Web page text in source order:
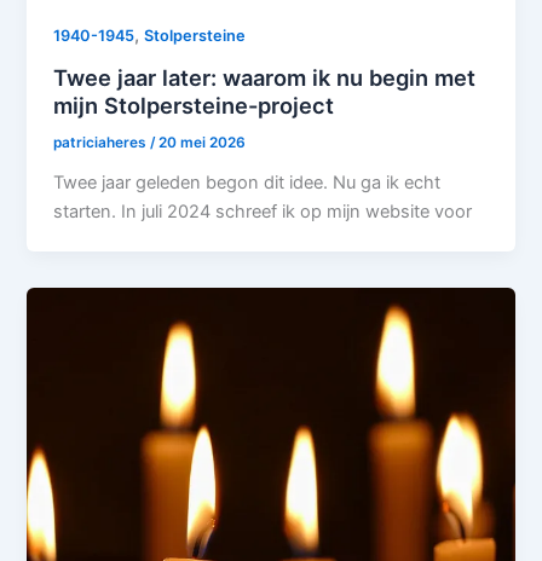
1940-1945,Stolpersteine
Twee jaar later: waarom ik nu begin met
mijn Stolpersteine-project
patriciaheres /20 mei 2026
Twee jaar geleden begon dit idee. Nu ga ik echt
starten. In juli 2024 schreef ik op mijn website voor